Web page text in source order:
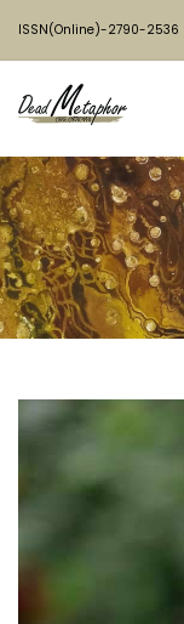
ISSN(Online)-2790-2536